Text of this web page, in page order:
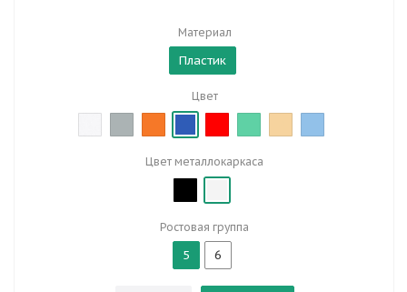
Материал
Пластик
Цвет
Цвет металлокаркаса
Ростовая группа
5 6